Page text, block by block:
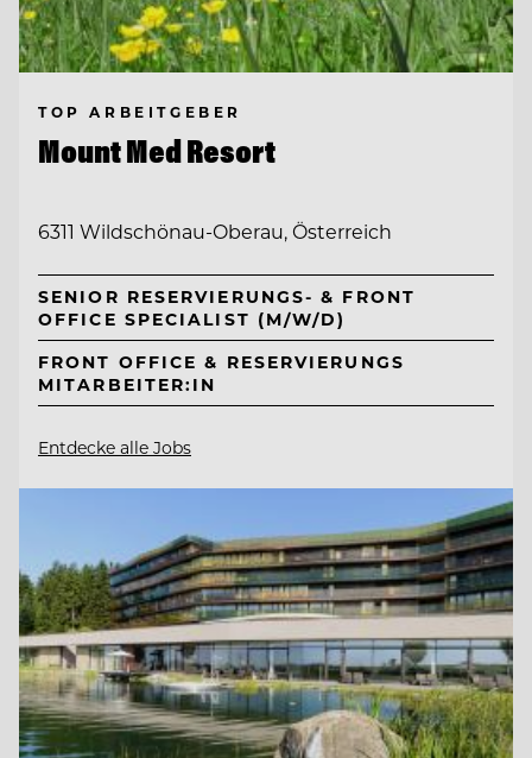
TOP ARBEITGEBER
Mount Med Resort
6311 Wildschönau-Oberau, Österreich
SENIOR RESERVIERUNGS- & FRONT
OFFICE SPECIALIST (M/W/D)
FRONT OFFICE & RESERVIERUNGS
MITARBEITER:IN
Entdecke alle Jobs